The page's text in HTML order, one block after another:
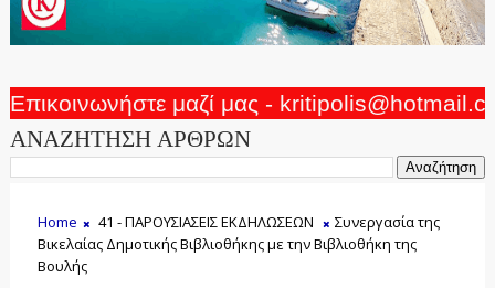
Επικοινωνήστε μαζί μας -
ΑΝΑΖΗΤΗΣΗ ΑΡΘΡΩΝ
Home 41 - ΠΑΡΟΥΣΙΑΣΕΙΣ ΕΚΔΗΛΩΣΕΩΝ
Συνεργασία της
Βικελαίας Δημοτικής Βιβλιοθήκης με την Βιβλιοθήκη της
Βουλής